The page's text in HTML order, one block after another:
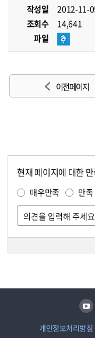
작성일
2012-11-
조회수
14,641
파일
이전 페이지
현재 페이지에 대한
매우만족 만족
개인정보처리방침
유튜브